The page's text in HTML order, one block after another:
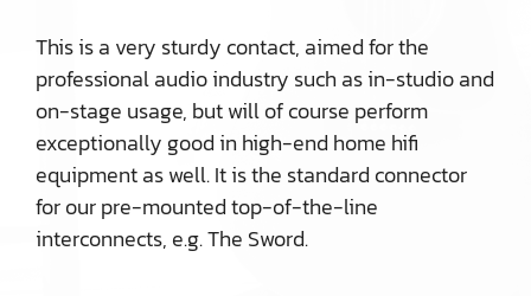
This is a very sturdy contact, aimed for the
professional audio industry such as in-studio and
on-stage usage, but will of course perform
exceptionally good in high-end home hifi
equipment as well. It is the standard connector
for our pre-mounted top-of-the-line
interconnects, e.g. The Sword.